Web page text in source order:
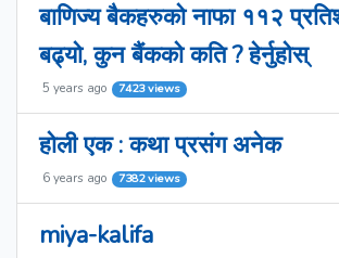
बाणिज्य बैकहरुको नाफा ११२
बढ्यो, कुन बैंकको कति ? हेर्नुहोस्
5 years ago 7423 views
होली एक : कथा प्रसंग अनेक
6 years ago 7382 views
miya-kalifa